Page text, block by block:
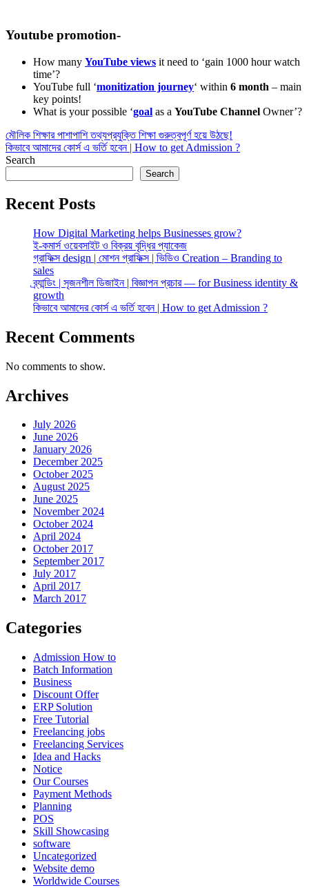
Youtube promotion-
How many YouTube views it need to ‘gain 1000 hour watch
time’?
YouTube full ‘monitization journey‘ within 6 month – main
key points!
What is your possible ‘goal as a YouTube Channel Owner’?
Post
navigation
মৌলিক শিক্ষার পাশাপাশি তথ্যপ্রযুক্তি শিক্ষা গুরুত্বপূর্ণ হয়ে উঠছে!
কিভাবে আমাদের কোর্স এ ভর্তি হবেন | How to get Admission ?
Search
Search
Recent Posts
How Digital Marketing helps Businesses grow?
ই-কমার্স ওয়েবসাইট ও বিক্রয় বৃদ্ধির প্যাকেজ
গ্রাফিক্স design | মোশন গ্রাফিক্স | ভিডিও Creation – Branding to
sales
ব্র্যান্ডিং | সৃজনশীল ডিজাইন | বিজ্ঞাপন প্রচার — for Business identity &
growth
কিভাবে আমাদের কোর্স এ ভর্তি হবেন | How to get Admission ?
Recent Comments
No comments to show.
Archives
July 2026
June 2026
January 2026
December 2025
October 2025
August 2025
June 2025
November 2024
October 2024
April 2024
October 2017
September 2017
July 2017
April 2017
March 2017
Categories
Admission How to
Batch Information
Business
Discount Offer
ERP Solution
Free Tutorial
Freelancing jobs
Freelancing Services
Idea and Hacks
Notice
Our Courses
Payment Methods
Planning
POS
Skill Showcasing
software
Uncategorized
Website demo
Worldwide Courses